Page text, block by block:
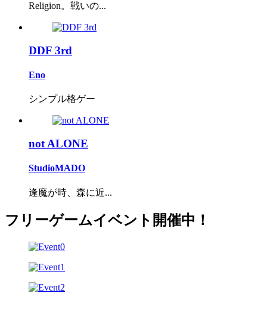
Religion。戦いの...
DDF 3rd
Eno
シンプル格ゲー
not ALONE
StudioMADO
逢魔が時、森に近...
フリーゲームイベント開催中！